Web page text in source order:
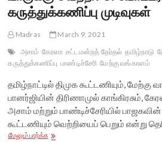
கருத்துக்கணிப்பு முடிவுகள்
Madras
March 9, 2021
அசாம் கேரளா சட்டமன்றத் தேர்தல் தமிழ்நாடு
கருத்துக்கணிப்பு பாண்டிச்சேரி மேற்கு வங்காளம்
தமிழ்நாட்டில் திமுக கூட்டணியும், மேற்கு
பானர்ஜியின் திரிணாமுல் காங்கிரசும்,
அசாம் மற்றும் பாண்டிச்சேரியில்
கூட்டணியும் வெற்றியைப் பெறும் என்று
மேலும் பார்க்கதமிழ்நாடு